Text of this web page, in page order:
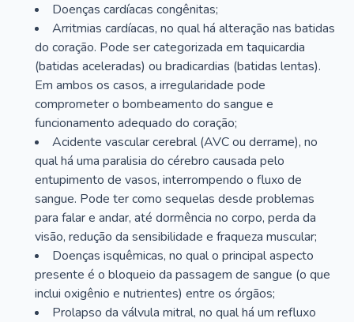
Doenças cardíacas congênitas;
Arritmias cardíacas, no qual há alteração nas batidas
do coração. Pode ser categorizada em taquicardia
(batidas aceleradas) ou bradicardias (batidas lentas).
Em ambos os casos, a irregularidade pode
comprometer o bombeamento do sangue e
funcionamento adequado do coração;
Acidente vascular cerebral (AVC ou derrame), no
qual há uma paralisia do cérebro causada pelo
entupimento de vasos, interrompendo o fluxo de
sangue. Pode ter como sequelas desde problemas
para falar e andar, até dormência no corpo, perda da
visão, redução da sensibilidade e fraqueza muscular;
Doenças isquêmicas, no qual o principal aspecto
presente é o bloqueio da passagem de sangue (o que
inclui oxigênio e nutrientes) entre os órgãos;
Prolapso da válvula mitral, no qual há um refluxo